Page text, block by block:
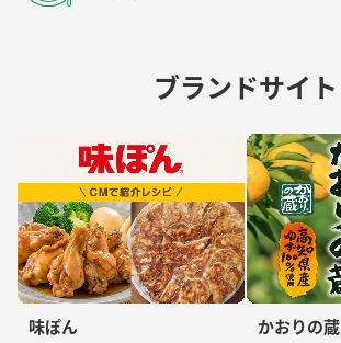
ブランドサイト
味ぽん かおりの蔵